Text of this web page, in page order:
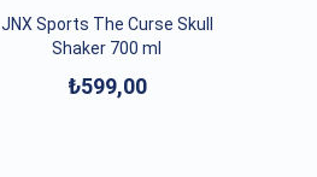
JNX Sports The Curse Skull
Shaker 700 ml
₺599,00